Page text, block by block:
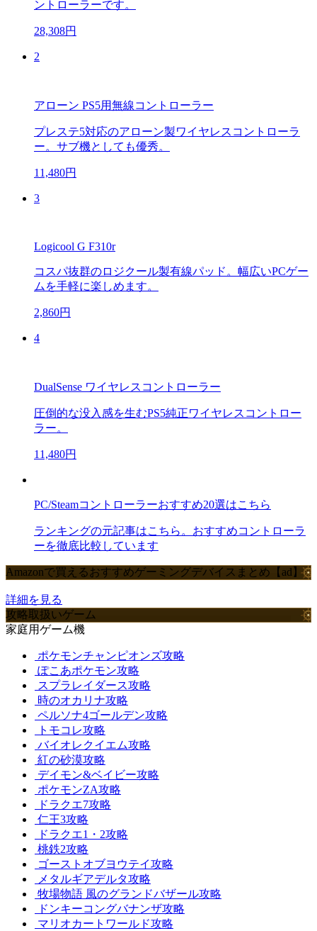
ントローラーです。
28,308円
2
アローン PS5用無線コントローラー
プレステ5対応のアローン製ワイヤレスコントローラ
ー。サブ機としても優秀。
11,480円
3
Logicool G F310r
コスパ抜群のロジクール製有線パッド。幅広いPCゲー
ムを手軽に楽しめます。
2,860円
4
DualSense ワイヤレスコントローラー
圧倒的な没入感を生むPS5純正ワイヤレスコントロー
ラー。
11,480円
PC/Steamコントローラーおすすめ20選はこちら
ランキングの元記事はこちら。おすすめコントローラ
ーを徹底比較しています
Amazonで買えるおすすめゲーミングデバイスまとめ【ad】
詳細を見る
攻略取扱いゲーム
家庭用ゲーム機
ポケモンチャンピオンズ攻略
ぽこあポケモン攻略
スプラレイダース攻略
時のオカリナ攻略
ペルソナ4ゴールデン攻略
トモコレ攻略
バイオレクイエム攻略
紅の砂漠攻略
デイモン&ベイビー攻略
ポケモンZA攻略
ドラクエ7攻略
仁王3攻略
ドラクエ1・2攻略
桃鉄2攻略
ゴーストオブヨウテイ攻略
メタルギアデルタ攻略
牧場物語 風のグランドバザール攻略
ドンキーコングバナンザ攻略
マリオカートワールド攻略